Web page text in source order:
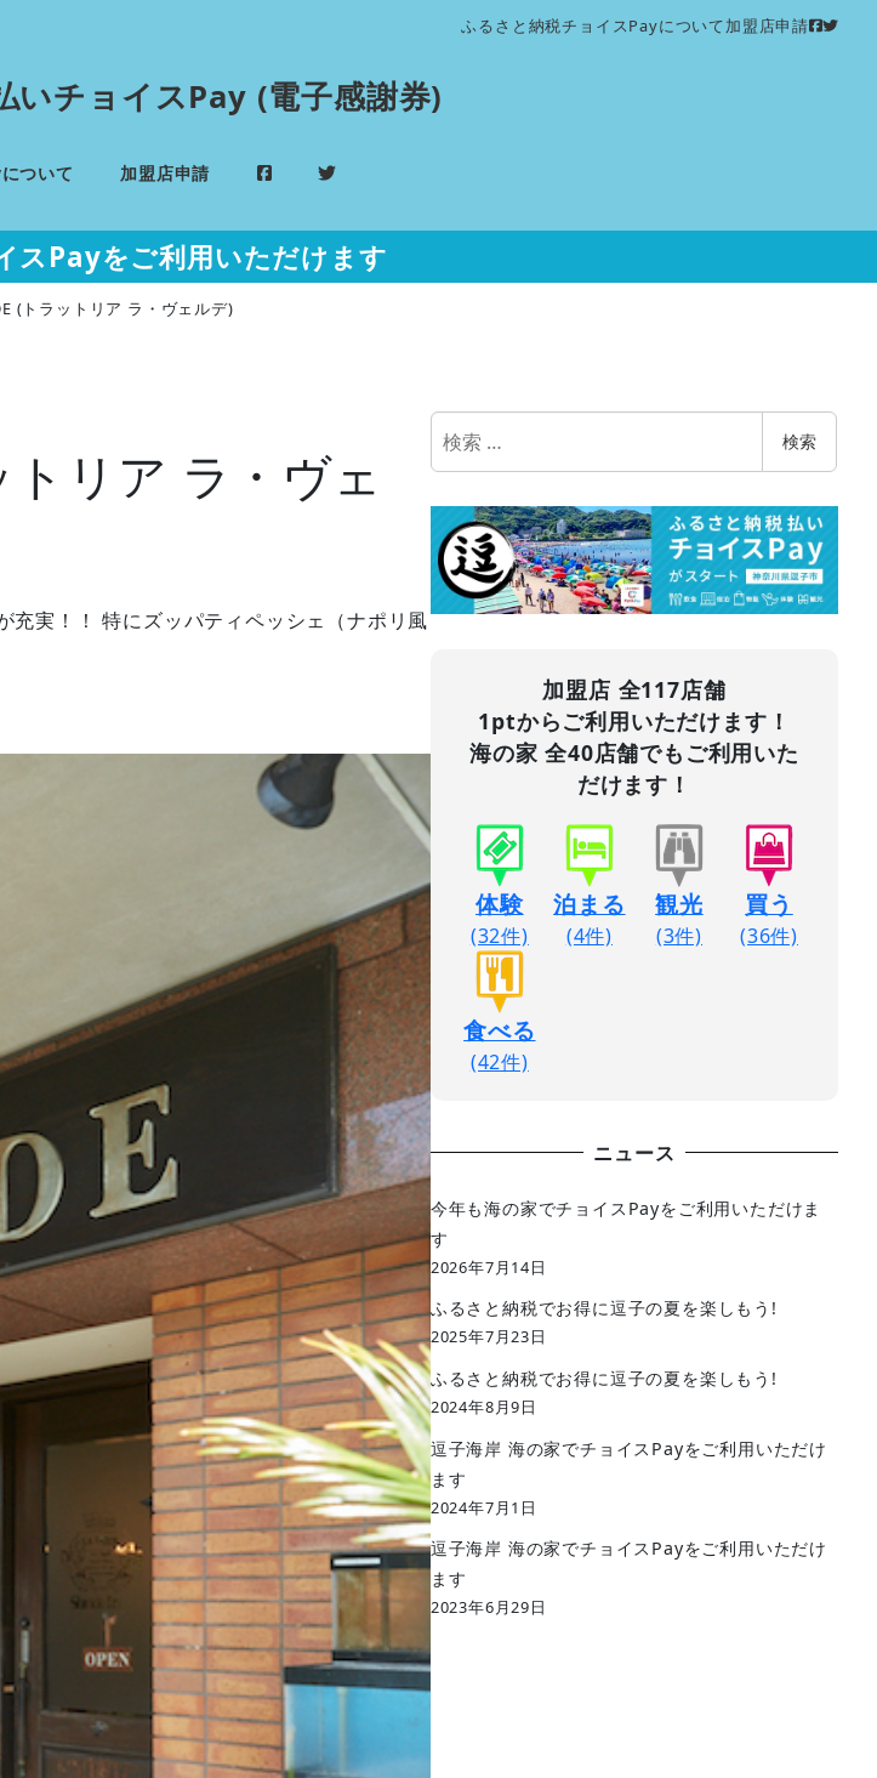
ふるさと納税チョイスPayについて加盟店申請
いチョイスPay (電子感謝券)
ついて 加盟店申請
スPayをご利用いただけます
(トラットリア ラ・ヴェルデ)
トリア ラ・ヴェ
充実！！ 特にズッパティペッシェ（ナポリ風
索
検索
加盟店 全117店舗
1ptからご利用いただけます！
海の家 全40店舗でもご利用いた
だけます！
体験
(32件)
泊まる
(4件)
観光
(3件)
買う
(36件)
食べる
(42件)
ニュース
今年も海の家でチョイスPayをご利用いただけま
す
2026年7月14日
ふるさと納税でお得に逗子の夏を楽しもう!
2025年7月23日
ふるさと納税でお得に逗子の夏を楽しもう!
2024年8月9日
逗子海岸 海の家でチョイスPayをご利用いただけ
ます
2024年7月1日
逗子海岸 海の家でチョイスPayをご利用いただけ
ます
2023年6月29日